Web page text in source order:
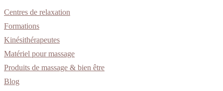
Centres de relaxation
Formations
Kinésithérapeutes
Matériel pour massage
Produits de massage & bien être
Blog